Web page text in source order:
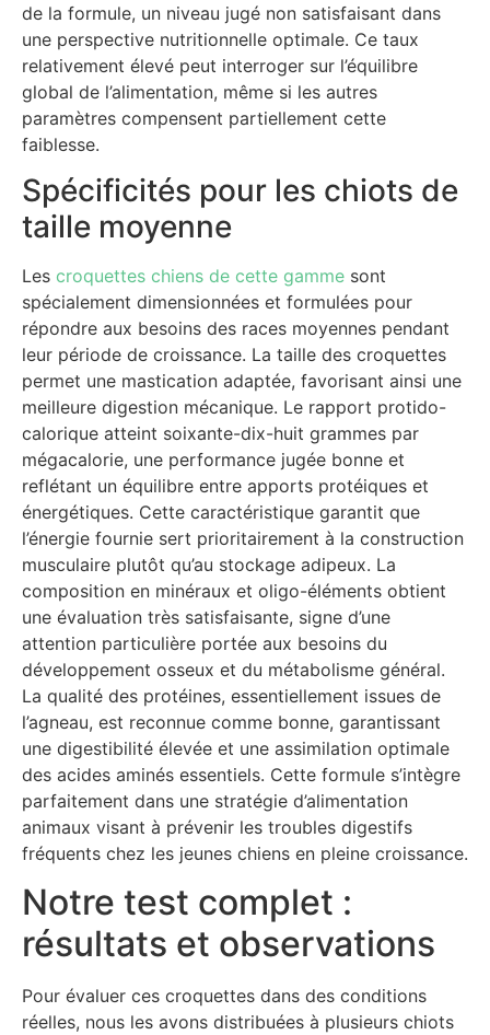
de la formule, un niveau jugé non satisfaisant dans
une perspective nutritionnelle optimale. Ce taux
relativement élevé peut interroger sur l’équilibre
global de l’alimentation, même si les autres
paramètres compensent partiellement cette
faiblesse.
Spécificités pour les chiots de
taille moyenne
Les croquettes chiens de cette gamme sont
spécialement dimensionnées et formulées pour
répondre aux besoins des races moyennes pendant
leur période de croissance. La taille des croquettes
permet une mastication adaptée, favorisant ainsi une
meilleure digestion mécanique. Le rapport protido-
calorique atteint soixante-dix-huit grammes par
mégacalorie, une performance jugée bonne et
reflétant un équilibre entre apports protéiques et
énergétiques. Cette caractéristique garantit que
l’énergie fournie sert prioritairement à la construction
musculaire plutôt qu’au stockage adipeux. La
composition en minéraux et oligo-éléments obtient
une évaluation très satisfaisante, signe d’une
attention particulière portée aux besoins du
développement osseux et du métabolisme général.
La qualité des protéines, essentiellement issues de
l’agneau, est reconnue comme bonne, garantissant
une digestibilité élevée et une assimilation optimale
des acides aminés essentiels. Cette formule s’intègre
parfaitement dans une stratégie d’alimentation
animaux visant à prévenir les troubles digestifs
fréquents chez les jeunes chiens en pleine croissance.
Notre test complet :
résultats et observations
Pour évaluer ces croquettes dans des conditions
réelles, nous les avons distribuées à plusieurs chiots